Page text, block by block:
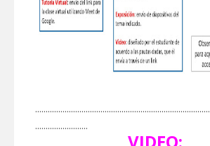
.........................